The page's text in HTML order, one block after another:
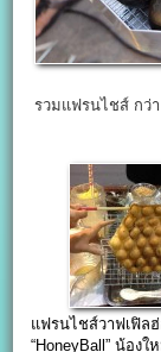
รวมแฟรนไชส์ กว่
แฟรนไชส์วาฟเฟิลฮ่
“HoneyBall” น้อง